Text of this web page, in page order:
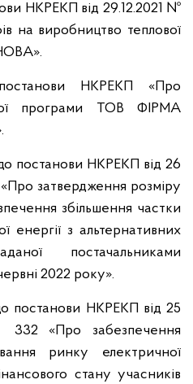
НКРЕКП від 29.12.2021 №
на виробництво теплової
НКРЕКП «Про
програми ТОВ ФІРМА
постанови НКРЕКП від 26
затвердження розміру
збільшення частки
енергії з альтернативних
постачальниками
2022 року».
постанови НКРЕКП від 25
«Про забезпечення
ринку електричної
стану учасників